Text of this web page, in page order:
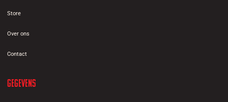
Store
Over ons
Contact
Gegevens